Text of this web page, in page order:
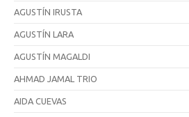
AGUSTÍN IRUSTA
AGUSTÍN LARA
AGUSTÍN MAGALDI
AHMAD JAMAL TRIO
AIDA CUEVAS